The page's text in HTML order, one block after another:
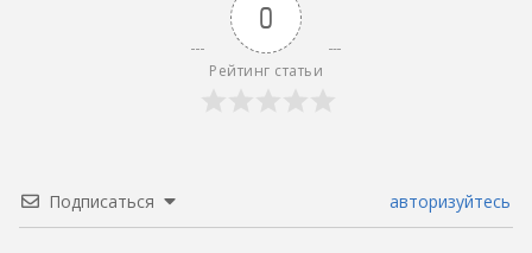
0
Рейтинг статьи
Подписаться авторизуйтесь